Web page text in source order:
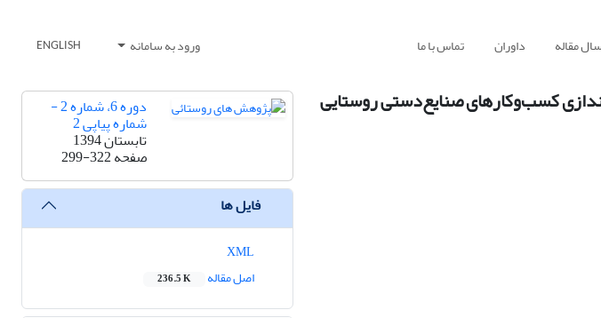
مقاله داوران تماس با ما ورود به سامانه ENGLISH
کسب‌و‌کارهای صنایع‌دستی روستایی دوره 6، شماره 2 -
شماره پیاپی 2
تابستان 1394
صفحه299-322
فایل ها
اصل مقاله
236.5 K